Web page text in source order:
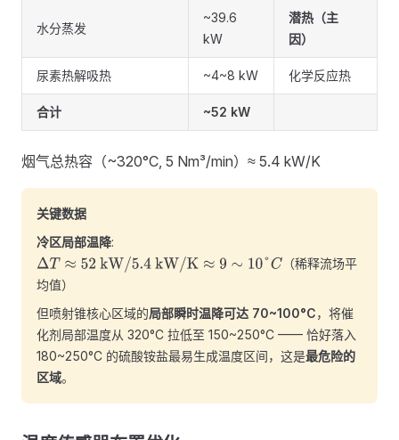
水分蒸发
~39.6
kW
潜热（主
因）
尿素热解吸热 ~4~8 kW 化学反应热
合计 ~52 kW
烟气总热容（~320°C, 5 Nm³/min）≈ 5.4 kW/K
关键数据
冷区局部温降:
ΔT≈ 52 kW /5.4 kW/K≈9∼10° C
（稀释流场平
均值）
但喷射锥核心区域的局部瞬时温降可达 70~100°C，将催
化剂局部温度从 320°C 拉低至 150~250°C —— 恰好落入
180~250°C 的硫酸铵盐最易生成温度区间，这是最危险的
区域。